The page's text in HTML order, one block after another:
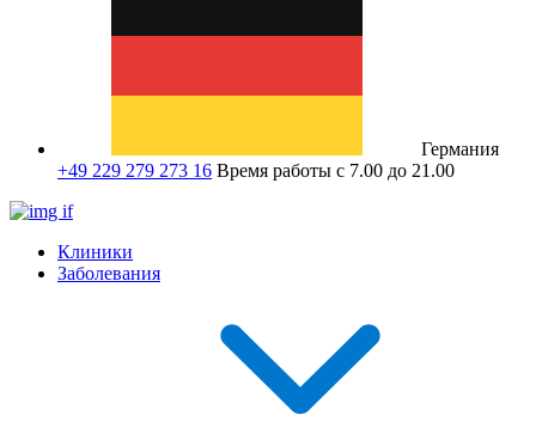
Германия
+49 229 279 273 16 Время работы с 7.00 до 21.00
Клиники
Заболевания